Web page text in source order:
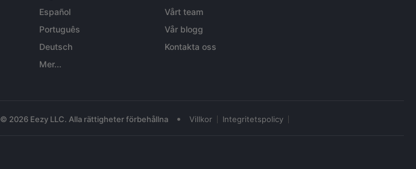
Español
Português
Deutsch
Mer...
Vårt team
Vår blogg
Kontakta oss
© 2026 Eezy LLC. Alla rättigheter förbehållna • Villkor Integritetspolicy